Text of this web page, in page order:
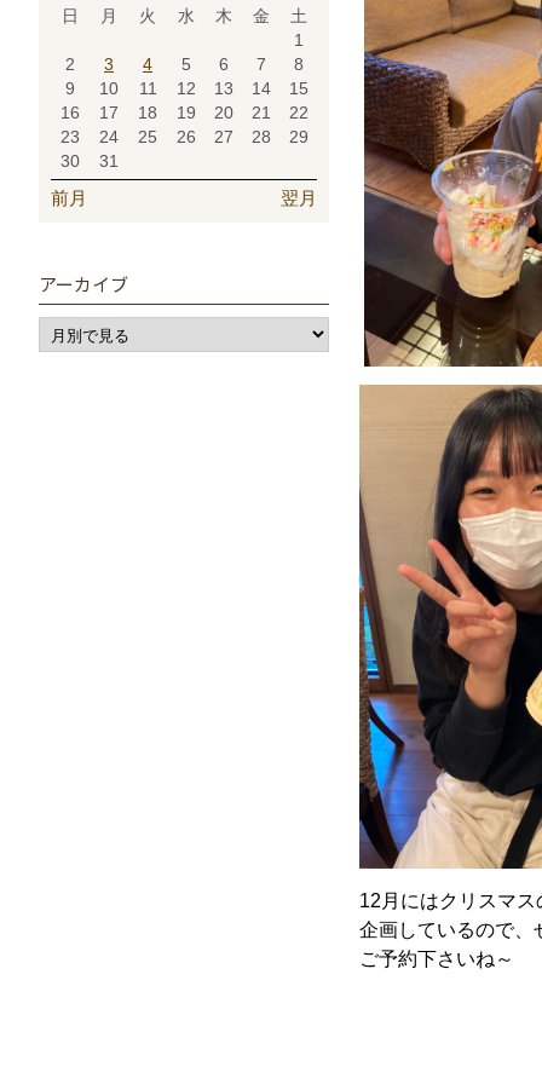
12月にはクリスマ
企画しているので、
ご予約下さいね～
日 月 火 水 木 金
土
1
2
3 4 5 6 7
8
9
10 11 12 13 14
15
16
17 18 19 20 21
22
23
24 25 26 27 28
29
30
31
前月 翌月
アーカイブ